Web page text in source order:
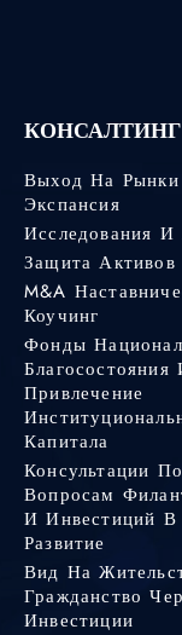
КОНСАЛТИНГ
Выход На
Экспансия
Исследования И
Защита Активов
M&A
Коучинг
Фонды
Благосостояния
Привлечение
Капитала
Консультации По
Вопросам
И Инвестиций В
Развитие
Вид На
Гражданство
Инвестиции